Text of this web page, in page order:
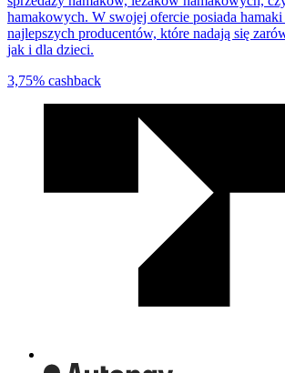
hamakowych. W swojej ofercie posiada hamaki
najlepszych producentów, które nadają się
jak i dla dzieci.
3,75% cashback